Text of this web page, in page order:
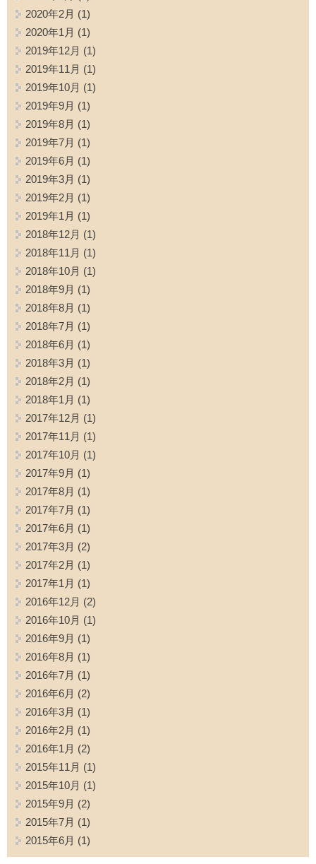
2020年2月 (1)
2020年1月 (1)
2019年12月 (1)
2019年11月 (1)
2019年10月 (1)
2019年9月 (1)
2019年8月 (1)
2019年7月 (1)
2019年6月 (1)
2019年3月 (1)
2019年2月 (1)
2019年1月 (1)
2018年12月 (1)
2018年11月 (1)
2018年10月 (1)
2018年9月 (1)
2018年8月 (1)
2018年7月 (1)
2018年6月 (1)
2018年3月 (1)
2018年2月 (1)
2018年1月 (1)
2017年12月 (1)
2017年11月 (1)
2017年10月 (1)
2017年9月 (1)
2017年8月 (1)
2017年7月 (1)
2017年6月 (1)
2017年3月 (2)
2017年2月 (1)
2017年1月 (1)
2016年12月 (2)
2016年10月 (1)
2016年9月 (1)
2016年8月 (1)
2016年7月 (1)
2016年6月 (2)
2016年3月 (1)
2016年2月 (1)
2016年1月 (2)
2015年11月 (1)
2015年10月 (1)
2015年9月 (2)
2015年7月 (1)
2015年6月 (1)